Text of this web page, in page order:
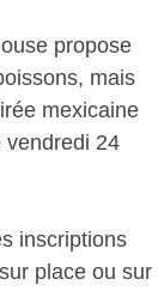
propose
mais
mexicaine
vendredi 24
inscriptions
place ou sur